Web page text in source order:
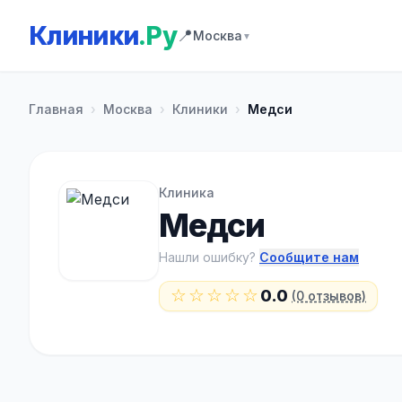
Клиники.Ру📍Москва ▼
Главная › Москва › Клиники › Медси
Клиника
Медси
Нашли ошибку? Сообщите нам
☆☆☆☆☆0.0 (0 отзывов)